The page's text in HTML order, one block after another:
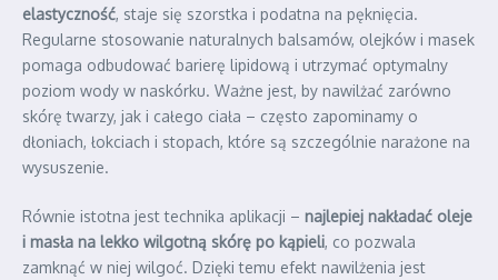
elastyczność, staje się szorstka i podatna na pęknięcia.
Regularne stosowanie naturalnych balsamów, olejków i masek
pomaga odbudować barierę lipidową i utrzymać optymalny
poziom wody w naskórku. Ważne jest, by nawilżać zarówno
skórę twarzy, jak i całego ciała – często zapominamy o
dłoniach, łokciach i stopach, które są szczególnie narażone na
wysuszenie.
Równie istotna jest technika aplikacji – najlepiej nakładać oleje
i masła na lekko wilgotną skórę po kąpieli, co pozwala
zamknąć w niej wilgoć. Dzięki temu efekt nawilżenia jest